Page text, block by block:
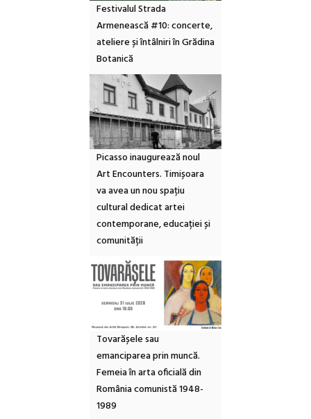
Festivalul Strada
Armenească #10: concerte,
ateliere și întâlniri în Grădina
Botanică
Picasso inaugurează noul
Art Encounters. Timișoara
va avea un nou spațiu
cultural dedicat artei
contemporane, educației și
comunității
Tovarășele sau
emanciparea prin muncă.
Femeia în arta oficială din
România comunistă 1948-
1989